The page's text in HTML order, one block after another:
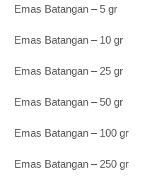
Emas Batangan – 5 gr
Emas Batangan – 10
Emas Batangan – 25
Emas Batangan – 50
Emas Batangan – 100
Emas Batangan – 250